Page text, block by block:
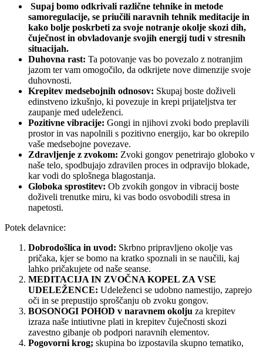
Supaj bomo odkrivali različne tehnike in metode
samoregulacije, se priučili naravnih tehnik meditacije in
kako bolje poskrbeti za svoje notranje okolje skozi dih,
čuječnost in obvladovanje svojih energij tudi v stresnih
situacijah.
Duhovna rast: Ta potovanje vas bo povezalo z notranjim
jazom ter vam omogočilo, da odkrijete nove dimenzije svoje
duhovnosti.
Krepitev medsebojnih odnosov: Skupaj boste doživeli
edinstveno izkušnjo, ki povezuje in krepi prijateljstva ter
zaupanje med udeleženci.
Pozitivne vibracije: Gongi in njihovi zvoki bodo preplavili
prostor in vas napolnili s pozitivno energijo, kar bo okrepilo
vaše medsebojne povezave.
Zdravljenje z zvokom: Zvoki gongov penetrirajo globoko v
naše telo, spodbujajo zdravilen proces in odpravijo blokade,
kar vodi do splošnega blagostanja.
Globoka sprostitev: Ob zvokih gongov in vibracij boste
doživeli trenutke miru, ki vas bodo osvobodili stresa in
napetosti.
Potek delavnice:
Dobrodošlica in uvod: Skrbno pripravljeno okolje vas
pričaka, kjer se bomo na kratko spoznali in se naučili, kaj
lahko pričakujete od naše seanse.
MEDITACIJA IN ZVOČNA KOPEL ZA VSE
UDELEŽENCE: Udeleženci se udobno namestijo, zaprejo
oči in se prepustijo sproščanju ob zvoku gongov.
BOSONOGI POHOD v naravnem okolju za krepitev
izraza naše intiutivne plati in krepitev čuječnosti skozi
zavestno gibanje ob podpori naravnih elementov.
Pogovorni krog; skupina bo izpostavila skupno tematiko,